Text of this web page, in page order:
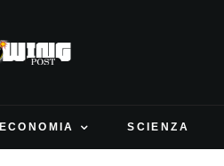
ECONOMIA SCIENZA